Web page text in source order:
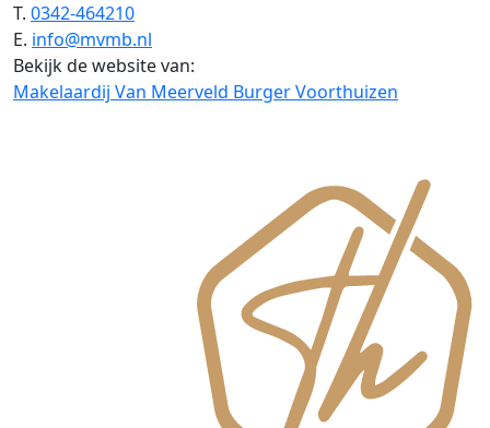
T. 0342-464210
E. info@mvmb.nl
Bekijk de website van:
Makelaardij Van Meerveld Burger Voorthuizen